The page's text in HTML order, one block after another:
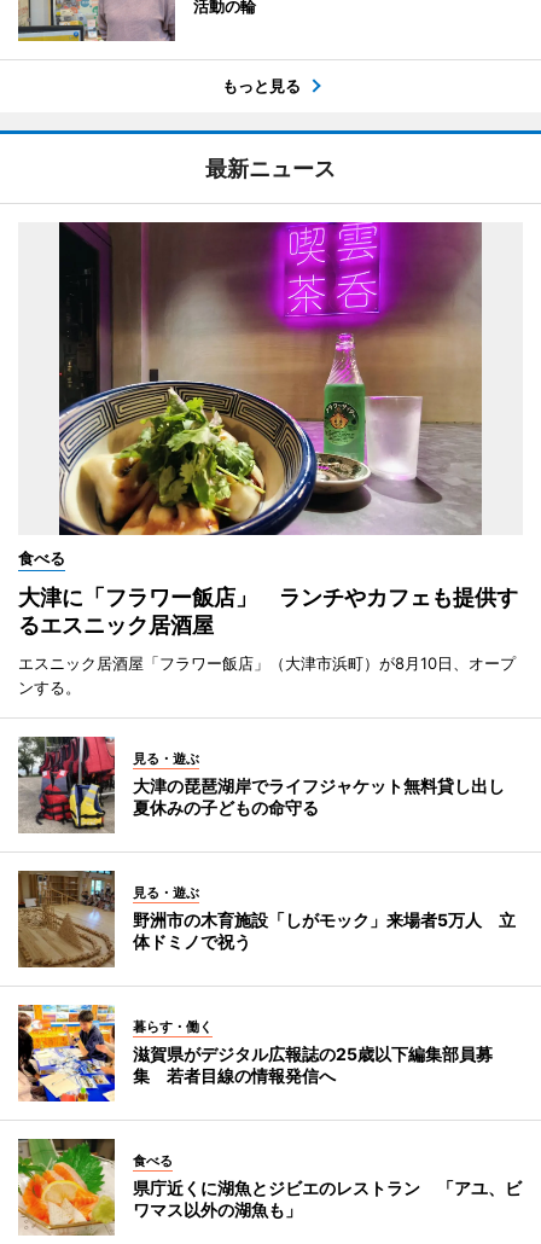
活動の輪
もっと見る
最新ニュース
食べる
大津に「フラワー飯店」 ランチやカフェも提供す
るエスニック居酒屋
エスニック居酒屋「フラワー飯店」（大津市浜町）が8月10日、オープ
ンする。
見る・遊ぶ
大津の琵琶湖岸でライフジャケット無料貸し出し
夏休みの子どもの命守る
見る・遊ぶ
野洲市の木育施設「しがモック」来場者5万人 立
体ドミノで祝う
暮らす・働く
滋賀県がデジタル広報誌の25歳以下編集部員募
集 若者目線の情報発信へ
食べる
県庁近くに湖魚とジビエのレストラン 「アユ、ビ
ワマス以外の湖魚も」